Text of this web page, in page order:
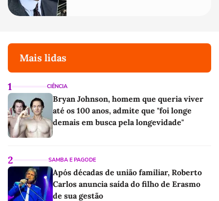
Mais lidas
1 CIÊNCIA
Bryan Johnson, homem que queria viver
até os 100 anos, admite que "foi longe
demais em busca pela longevidade"
2 SAMBA E PAGODE
Após décadas de união familiar, Roberto
Carlos anuncia saída do filho de Erasmo
de sua gestão